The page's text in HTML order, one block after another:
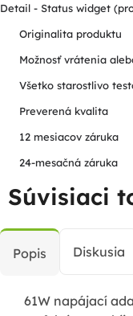
Detail - Status widget
Originalita produktu
Možnosť vrátenia
Všetko starostlivo
Preverená kvalita
12 mesiacov záruka
24-mesačná záruka
Súvisiaci
Popis Diskusia
61W napájací